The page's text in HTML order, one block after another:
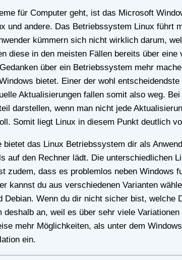
und andere. Das Betriebssystem Linux
kümmern sich nicht wirklich darum,
diese in den meisten Fällen bereits über
über ein Betriebssystem mehr
bietet. Einer der wohl
Aktualisierungen fallen somit also weg.
darstellen, wenn man nicht jede
Somit liegt Linux in diesem Punkt deutlich
auf den Rechner lädt. Die unterschiedlichen
zudem, dass es problemlos neben
kannst du aus verschiedenen Varianten
Debian. Wenn du dir nicht sicher bist,
an, weil es über sehr viele
mehr Möglichkeiten, als unter dem
ein.